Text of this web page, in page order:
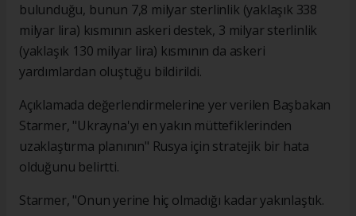
bulunduğu, bunun 7,8 milyar sterlinlik (yaklaşık 338
milyar lira) kısmının askeri destek, 3 milyar sterlinlik
(yaklaşık 130 milyar lira) kısmının da askeri
yardımlardan oluştuğu bildirildi.
Açıklamada değerlendirmelerine yer verilen Başbakan
Starmer, "Ukrayna'yı en yakın müttefiklerinden
uzaklaştırma planının" Rusya için stratejik bir hata
olduğunu belirtti.
Starmer, "Onun yerine hiç olmadığı kadar yakınlaştık.